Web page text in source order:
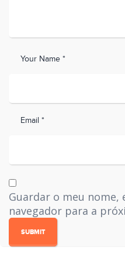
Your Name *
Email *
Guardar o meu nome,
navegador para a